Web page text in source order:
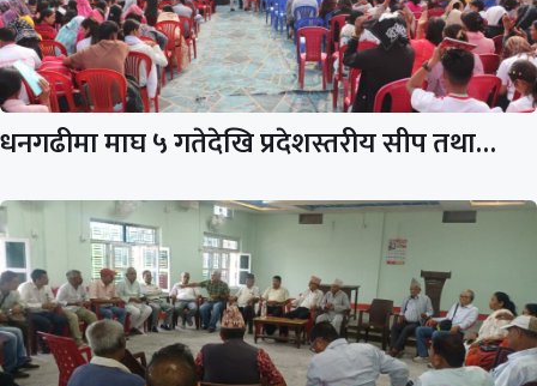
धनगढीमा माघ ५ गतेदेखि प्रदेशस्तरीय सीप तथा…